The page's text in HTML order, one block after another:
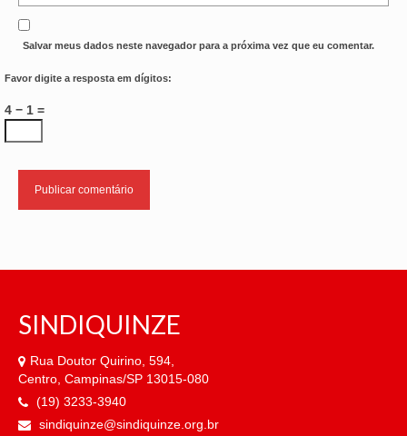
Salvar meus dados neste navegador para a próxima vez que eu comentar.
Favor digite a resposta em dígitos:
4 − 1 =
SINDIQUINZE
Rua Doutor Quirino, 594,
Centro, Campinas/SP 13015-080
(19) 3233-3940
sindiquinze@sindiquinze.org.br